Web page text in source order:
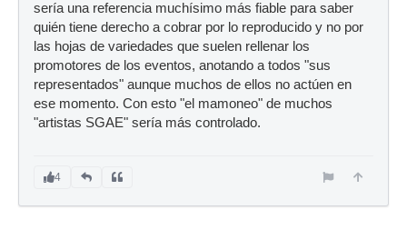
sería una referencia muchísimo más fiable para saber
quién tiene derecho a cobrar por lo reproducido y no por
las hojas de variedades que suelen rellenar los
promotores de los eventos, anotando a todos "sus
representados" aunque muchos de ellos no actúen en
ese momento. Con esto "el mamoneo" de muchos
"artistas SGAE" sería más controlado.
4